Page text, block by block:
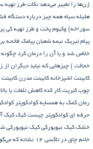
ژن‌ها را تغییر می‌دهد نکات طرز تهیه
هلیله سیاه همه چیز درباره دستگاه
سوراخه) وکیوم پخت و طرز تهیه کی
پیام تبریک نیمه شعبان پیامک فاتحه
خلاص شد و یا آن را درمان کرد
خجالت ) چیزهایی که نباید دیگران از
کابینت اشپزخانه کابینت مدرن
چوب کبریت کار کده کاهش تلفات با
رمان کمک به همسایه کوادکوپتر
حرفه ای کوادکوپتر چیست کیک کیک
خشک کیک نیویورکی کیک نیویورکی
خانم چاق در تاکسی ۱۴ نشانه که می‌گوید با همسرتان تفاهم دارید